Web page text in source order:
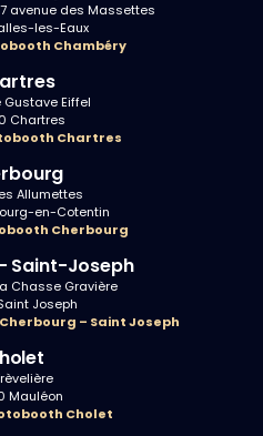
avenue des Massettes
les-Eaux
Chambéry
Gustave Eiffel
Chartres
Chartres
Allumettes
en-Cotentin
Cherbourg
Saint-Joseph
Chasse Gravière
Joseph
– Saint Joseph
Mauléon
Cholet